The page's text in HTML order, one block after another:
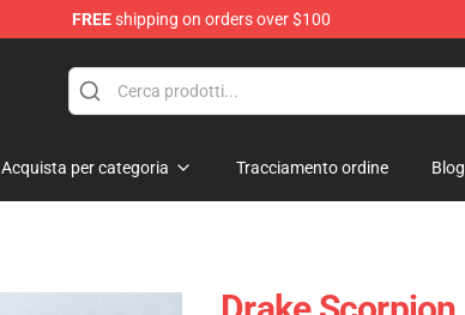
FREEshipping on orders over $100
Acquista per categoria Tracciamento ordine Blog